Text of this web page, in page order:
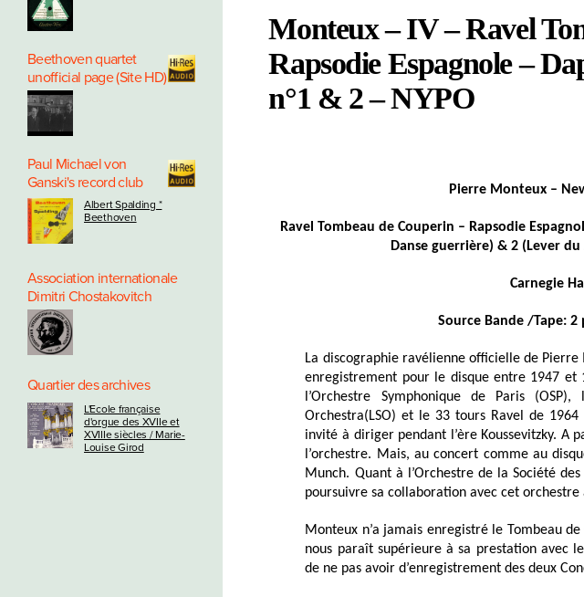
Beethoven quartet
unofficial page (Site HD)
Paul Michael von
Ganski's record club
Albert Spalding *
Beethoven
Association internationale
Dimitri Chostakovitch
Quartier des archives
L'Ecole française
d'orgue des XVIIe et
XVIIIe siècles / Marie-
Louise Girod
Monteux – IV – Ravel
Rapsodie Espagnole –
n°1 & 2 – NYPO
Pierre Monteux –
Ravel Tombeau de Couperin – Rapsodie
Danse guerrière) & 2 (Lever
Carnegie
Source Bande /Tape:
La discographie ravélienne officielle de
enregistrement pour le disque entre 1947 et
l’Orchestre Symphonique de Paris
Orchestra(LSO) et le 33 tours Ravel de
invité à diriger pendant l’ère Koussevitzky.
l’orchestre. Mais, au concert comme au
Munch. Quant à l’Orchestre de la Société
poursuivre sa collaboration avec cet orchestre
Monteux n’a jamais enregistré le Tombeau
nous paraît supérieure à sa prestation avec
de ne pas avoir d’enregistrement des deux